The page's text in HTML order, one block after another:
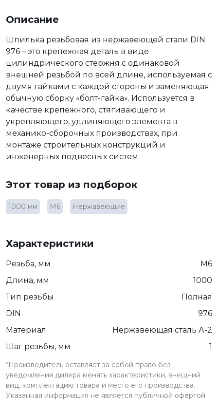
Описание
Шпилька резьбовая из нержавеющей стали DIN
976 – это крепежная деталь в виде
цилиндрического стержня с одинаковой
внешней резьбой по всей длине, используемая с
двумя гайками с каждой стороны и заменяющая
обычную сборку «болт-гайка». Используется в
качестве крепежного, стягивающего и
укрепляющего, удлиняющего элемента в
механико-сборочных производствах, при
монтаже строительных конструкций и
инженерных подвесных систем.
Этот товар из подборок
1000 мм М6 Нержавеющие
Характеристики
Резьба, мм
М6
Длина, мм
1000
Тип резьбы
Полная
DIN
976
Материал
Нержавеющая сталь А-2
Шаг резьбы, мм
1
*Производитель оставляет за собой право без
уведомления дилера менять характеристики, внешний
вид, комплектацию товара и место его производства.
Указанная информация не является публичной офертой